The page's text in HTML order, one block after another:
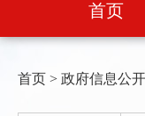
首页
首页 > 政府信息公开